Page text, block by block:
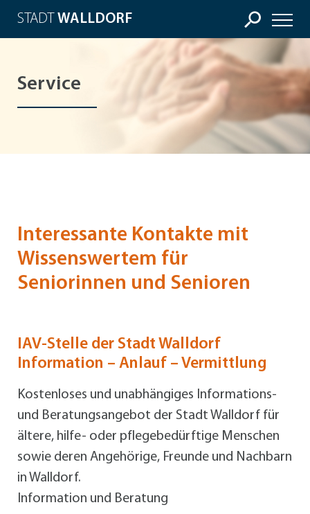
STADT WALLDORF
Service
Interessante Kontakte mit
Wissenswertem für
Seniorinnen und Senioren
IAV-Stelle der Stadt Walldorf
Information – Anlauf – Vermittlung
Kostenloses und unabhängiges Informations-
und Beratungsangebot der Stadt Walldorf für
ältere, hilfe- oder pflegebedürftige Menschen
sowie deren Angehörige, Freunde und Nachbarn
in Walldorf.
Information und Beratung